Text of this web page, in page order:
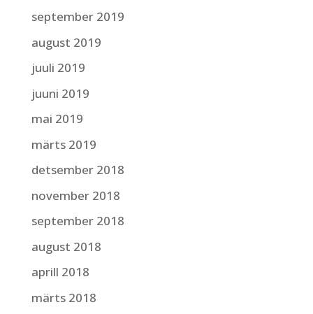
september 2019
august 2019
juuli 2019
juuni 2019
mai 2019
märts 2019
detsember 2018
november 2018
september 2018
august 2018
aprill 2018
märts 2018